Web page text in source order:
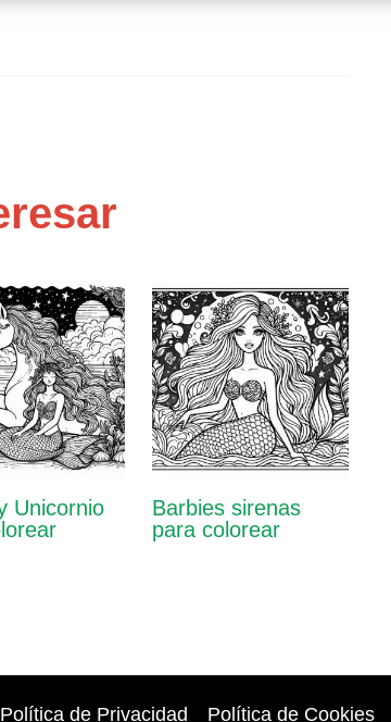
Unicornio
Barbies sirenas
para colorear
Política de Privacidad Política de Cookies